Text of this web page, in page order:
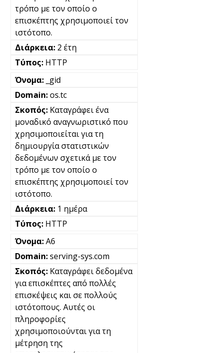
τρόπο με τον οποίο ο
επισκέπτης χρησιμοποιεί τον
ιστότοπο.
2 έτη
HTTP
_gid
os.tc
Καταγράφει ένα
μοναδικό αναγνωριστικό που
χρησιμοποιείται για τη
δημιουργία στατιστικών
δεδομένων σχετικά με τον
τρόπο με τον οποίο ο
επισκέπτης χρησιμοποιεί τον
ιστότοπο.
1 ημέρα
HTTP
A6
serving-sys.com
Καταγράφει δεδομένα
για επισκέπτες από πολλές
επισκέψεις και σε πολλούς
ιστότοπους. Αυτές οι
πληροφορίες
χρησιμοποιούνται για τη
μέτρηση της